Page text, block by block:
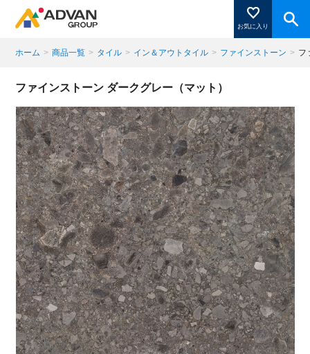
お気に入り
商品ページにある「お気に入り登録」を押すと登録した
商品がここに表示されます。
閉じる
ホーム > 商品一覧 > タイル > イン＆アウトタイル > ファインストーン > フ
ファインストーン ダークグレー（マット）